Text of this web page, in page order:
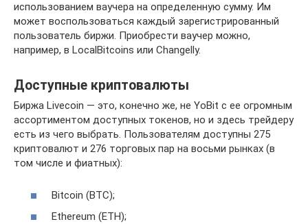
использованием ваучера на определенную сумму. Им
может воспользоваться каждый зарегистрированный
пользователь биржи. Приобрести ваучер можно,
например, в LocalBitcoins или Changelly.
Доступные криптовалюты
Биржа Livecoin — это, конечно же, не YoBit с ее огромным
ассортиментом доступных токенов, но и здесь трейдеру
есть из чего выбрать. Пользователям доступны 275
криптовалют и 276 торговых пар на восьми рынках (в
том числе и фиатных):
Bitcoin (BTC);
Ethereum (ETH);